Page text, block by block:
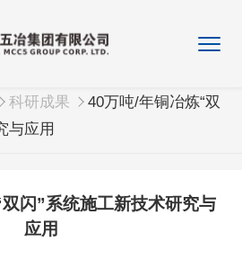
科研成果
40万吨/年铜冶炼“双
与应用
闪”系统施工新技术研究与
应用